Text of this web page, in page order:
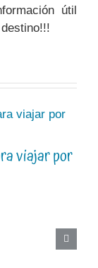
útil
viajar por